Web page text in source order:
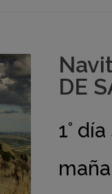
DE
1°